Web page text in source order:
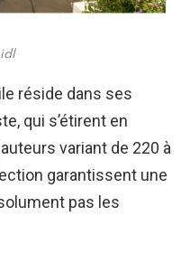
réside dans ses
qui s’étirent en
variant de 220 à
garantissent une
pas les